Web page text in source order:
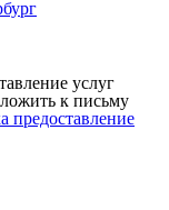
услуг
к письму
предоставление